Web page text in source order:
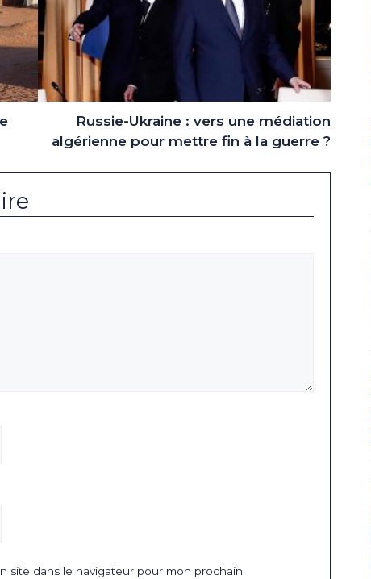
Russie-Ukraine : vers une médiation
algérienne pour mettre fin à la guerre ?
site dans le navigateur pour mon prochain